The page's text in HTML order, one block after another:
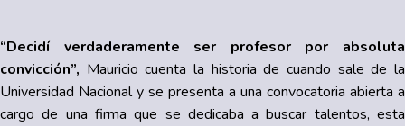
“Decidí verdaderamente ser profesor por absoluta
convicción”, Mauricio cuenta la historia de cuando sale de la
Universidad Nacional y se presenta a una convocatoria abierta a
cargo de una firma que se dedicaba a buscar talentos, esta